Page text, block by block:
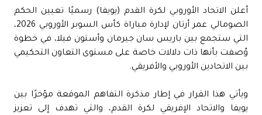
أعلن الاتحاد الأوروبي لكرة القدم (يويفا) رسميًا تعيين الحكم
الصومالي عمر أرتان لإدارة مباراة كأس السوبر الأوروبي 2026،
التي ستجمع بين باريس سان جيرمان وأستون فيلا، في خطوة
وُصفت بأنها ذات دلالات خاصة على مستوى التعاون التحكيمي
بين الاتحادين الأوروبي والأفريقي.
ويأتي هذا القرار في إطار مذكرة التفاهم الموقعة مؤخرًا بين
يويفا والاتحاد الإفريقي لكرة القدم، والتي تهدف إلى تعزيز